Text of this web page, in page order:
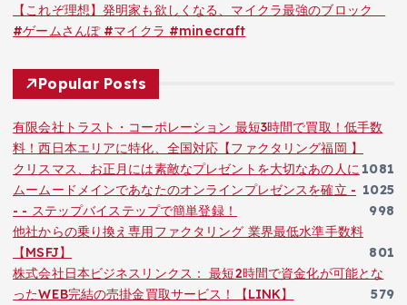
【これぞ理想】発明家も欲しくなる、マイクラ最強のブロック
#ゲームさんぽ #マイクラ #minecraft
Popular Posts
有限会社トラスト・コーポレーション 最短3時間で買取！低手数
料！西日本エリアに特化、全国対応【ファクタリング福岡 】
1081
クリスマス、お正月には素敵なプレゼントを大切なあの人に
1025
ムームードメインであなたのオンラインプレゼンスを確立 -
- - ステップバイステップで簡単登録！
998
他社からの乗り換え専用ファクタリング 業界最低水準手数料
【MSFJ】
801
株式会社日本ビジネスリンクス： 最短2時間で資金化が可能とな
ったWEB完結の売掛金買取サービス！【LINK】
579